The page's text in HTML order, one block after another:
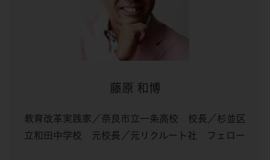
藤原 和博
教育改革実践家／奈良市立一条高校 校長／杉並区
立和田中学校 元校長／元リクルート社 フェロー